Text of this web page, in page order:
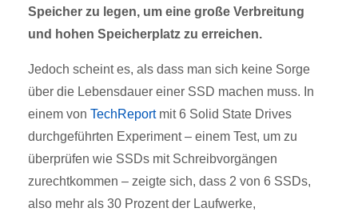
Speicher zu legen, um eine große Verbreitung
und hohen Speicherplatz zu erreichen.
Jedoch scheint es, als dass man sich keine Sorge
über die Lebensdauer einer SSD machen muss. In
einem von TechReportmit 6 Solid State Drives
durchgeführten Experiment – einem Test, um zu
überprüfen wie SSDs mit Schreibvorgängen
zurechtkommen – zeigte sich, dass 2 von 6 SSDs,
also mehr als 30 Prozent der Laufwerke,